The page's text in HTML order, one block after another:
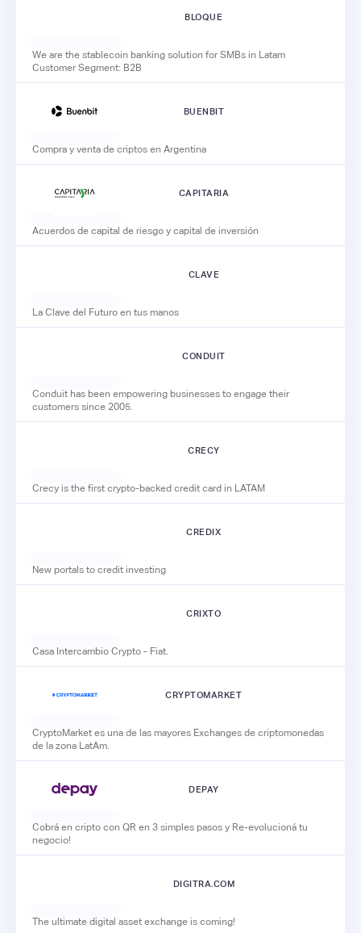
BLOQUE
We are the stablecoin banking solution for SMBs in Latam
Customer Segment: B2B
BUENBIT
Compra y venta de criptos en Argentina
CAPITARIA
Acuerdos de capital de riesgo y capital de inversión
CLAVE
La Clave del Futuro en tus manos
CONDUIT
Conduit has been empowering businesses to engage their
customers since 2005.
CRECY
Crecy is the first crypto-backed credit card in LATAM
CREDIX
New portals to credit investing
CRIXTO
Casa Intercambio Crypto - Fiat.
CRYPTOMARKET
CryptoMarket es una de las mayores Exchanges de criptomonedas
de la zona LatAm.
DEPAY
Cobrá en cripto con QR en 3 simples pasos y Re-evolucioná tu
negocio!
DIGITRA.COM
The ultimate digital asset exchange is coming!